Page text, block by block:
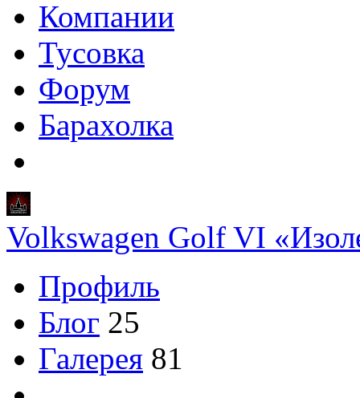
Компании
Тусовка
Форум
Барахолка
Volkswagen Golf VI
Профиль
Блог 25
Галерея 81